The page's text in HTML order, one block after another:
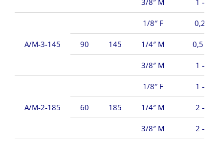
3/8″ M 1 –
A/M-3-145
1/8″ F 0,2 –
90 145 1/4″ M 0,5 –
3/8″ M 1 –
A/M-2-185
1/8″ F 1 –
60 185 1/4″ M 2 –
3/8″ M 2 –